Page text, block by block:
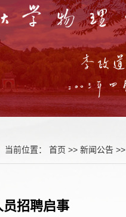
当前位置： 首页 >> 新闻公告 >>
招聘启事